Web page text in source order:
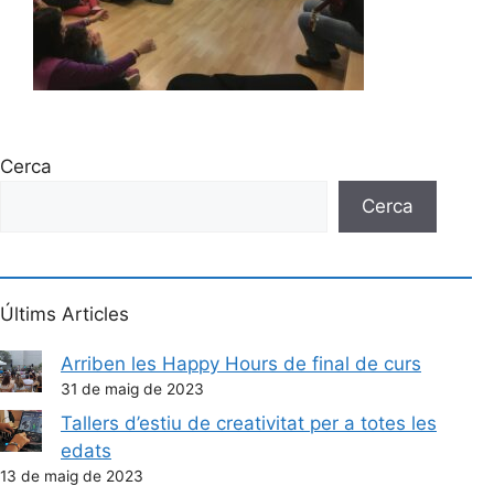
Cerca
Cerca
Últims Articles
Arriben les Happy Hours de final de curs
31 de maig de 2023
Tallers d’estiu de creativitat per a totes les
edats
13 de maig de 2023